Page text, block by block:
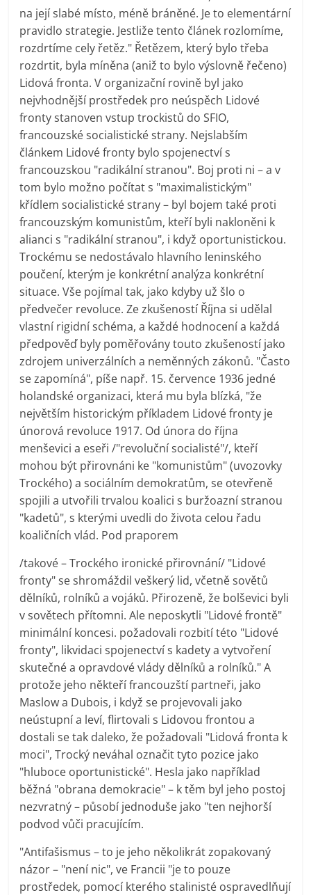
na její slabé místo, méně bráněné. Je to elementární
pravidlo strategie. Jestliže tento článek rozlomíme,
rozdrtíme cely řetěz." Řetězem, který bylo třeba
rozdrtit, byla míněna (aniž to bylo výslovně řečeno)
Lidová fronta. V organizační rovině byl jako
nejvhodnější prostředek pro neúspěch Lidové
fronty stanoven vstup trockistů do SFIO,
francouzské socialistické strany. Nejslabším
článkem Lidové fronty bylo spojenectví s
francouzskou "radikální stranou". Boj proti ni – a v
tom bylo možno počítat s "maximalistickým"
křídlem socialistické strany – byl bojem také proti
francouzským komunistům, kteří byli nakloněni k
alianci s "radikální stranou", i když oportunistickou.
Trockému se nedostávalo hlavního leninského
poučení, kterým je konkrétní analýza konkrétní
situace. Vše pojímal tak, jako kdyby už šlo o
předvečer revoluce. Ze zkušeností Října si udělal
vlastní rigidní schéma, a každé hodnocení a každá
předpověď byly poměřovány touto zkušeností jako
zdrojem univerzálních a neměnných zákonů. "Často
se zapomíná", píše např. 15. července 1936 jedné
holandské organizaci, která mu byla blízká, "že
největším historickým příkladem Lidové fronty je
únorová revoluce 1917. Od února do října
menševici a eseři /"revoluční socialisté"/, kteří
mohou být přirovnáni ke "komunistům" (uvozovky
Trockého) a sociálním demokratům, se otevřeně
spojili a utvořili trvalou koalici s buržoazní stranou
"kadetů", s kterými uvedli do života celou řadu
koaličních vlád. Pod praporem
/takové – Trockého ironické přirovnání/ "Lidové
fronty" se shromáždil veškerý lid, včetně sovětů
dělníků, rolníků a vojáků. Přirozeně, že bolševici byli
v sovětech přítomni. Ale neposkytli "Lidové frontě"
minimální koncesi. požadovali rozbití této "Lidové
fronty", likvidaci spojenectví s kadety a vytvoření
skutečné a opravdové vlády dělníků a rolníků." A
protože jeho někteří francouzští partneři, jako
Maslow a Dubois, i když se projevovali jako
neústupní a leví, flirtovali s Lidovou frontou a
dostali se tak daleko, že požadovali "Lidová fronta k
moci", Trocký neváhal označit tyto pozice jako
"hluboce oportunistické". Hesla jako například
běžná "obrana demokracie" – k těm byl jeho postoj
nezvratný – působí jednoduše jako "ten nejhorší
podvod vůči pracujícím.
"Antifašismus – to je jeho několikrát zopakovaný
názor – "není nic", ve Francii "je to pouze
prostředek, pomocí kterého stalinisté ospravedlňují